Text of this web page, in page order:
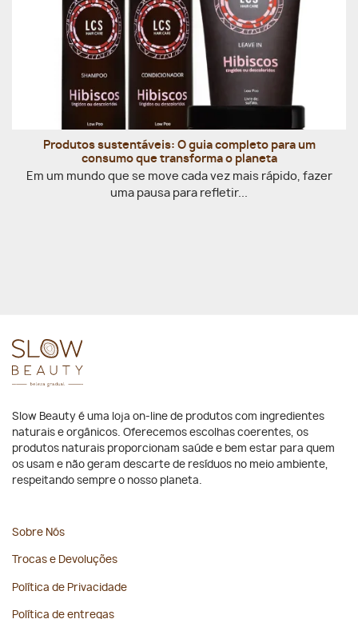
Produtos sustentáveis: O guia completo para um
consumo que transforma o planeta
Em um mundo que se move cada vez mais rápido, fazer
uma pausa para refletir...
Slow Beauty é uma loja on-line de produtos com ingredientes
naturais e orgânicos. Oferecemos escolhas coerentes, os
produtos naturais proporcionam saúde e bem estar para quem
os usam e não geram descarte de resíduos no meio ambiente,
respeitando sempre o nosso planeta.
Sobre Nós
Trocas e Devoluções
Política de Privacidade
Política de entregas